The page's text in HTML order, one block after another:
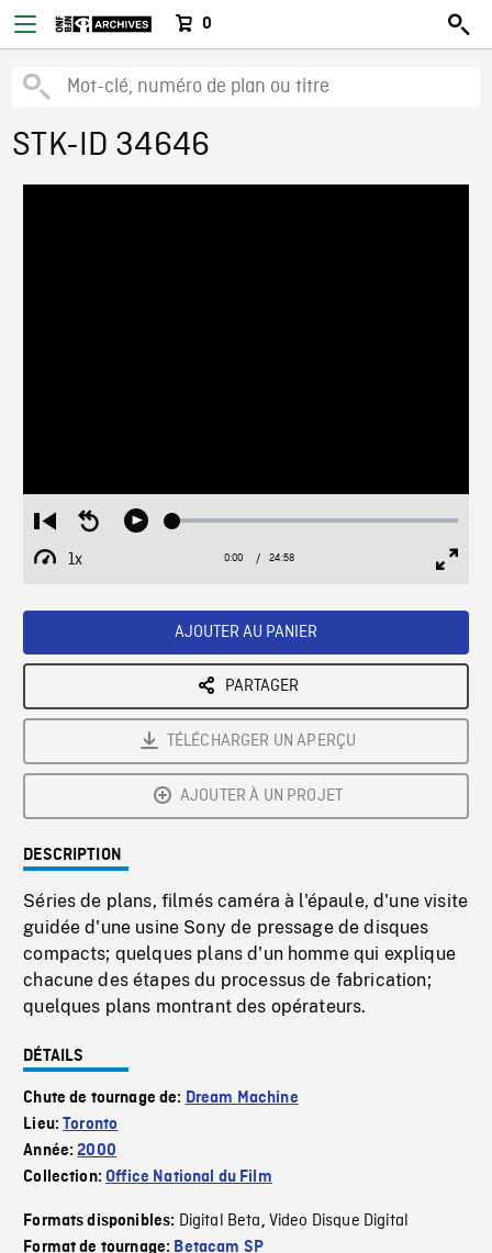
0
STK-ID 34646
Restart
from
beginning
Seek
Play Loaded:
1x
Playback
Current
0:00 / Duration
24:58
AJOUTER AU PANIER
PARTAGER
TÉLÉCHARGER UN APERÇU
AJOUTER À UN PROJET
DESCRIPTION
Séries de plans, filmés caméra à l'épaule, d'une visite
guidée d'une usine Sony de pressage de disques
compacts; quelques plans d'un homme qui explique
chacune des étapes du processus de fabrication;
quelques plans montrant des opérateurs.
DÉTAILS
Chute de tournage de: Dream Machine
Lieu:Toronto
Année:2000
Collection:Office National du Film
Formats disponibles: Digital Beta, Video Disque Digital
Format de tournage: Betacam SP